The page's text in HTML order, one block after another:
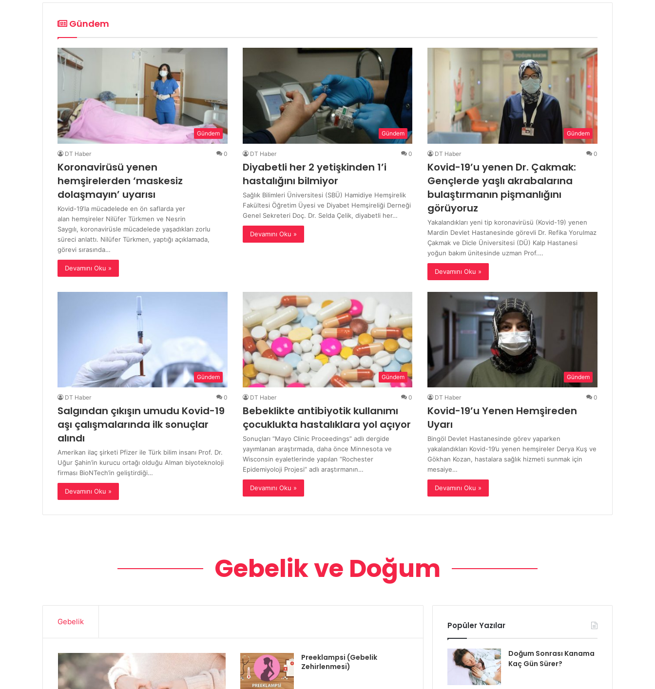
Gündem
Gündem
DT Haber 0
Koronavirüsü yenen
hemşirelerden ‘maskesiz
dolaşmayın’ uyarısı
Kovid-19‘la mücadelede en ön saflarda yer
alan hemşireler Nilüfer Türkmen ve Nesrin
Saygılı, koronavirüsle mücadelede yaşadıkları zorlu
süreci anlattı. Nilüfer Türkmen, yaptığı açıklamada,
görevi sırasında…
Devamını Oku »
Gündem
DT Haber 0
Diyabetli her 2 yetişkinden 1’i
hastalığını bilmiyor
Sağlık Bilimleri Üniversitesi (SBÜ) Hamidiye Hemşirelik
Fakültesi Öğretim Üyesi ve Diyabet Hemşireliği Derneği
Genel Sekreteri Doç. Dr. Selda Çelik, diyabetli her…
Devamını Oku »
Gündem
DT Haber 0
Kovid-19’u yenen Dr. Çakmak:
Gençlerde yaşlı akrabalarına
bulaştırmanın pişmanlığını
görüyoruz
Yakalandıkları yeni tip koronavirüsü (Kovid-19) yenen
Mardin Devlet Hastanesinde görevli Dr. Refika Yorulmaz
Çakmak ve Dicle Üniversitesi (DÜ) Kalp Hastanesi
yoğun bakım ünitesinde uzman Prof.…
Devamını Oku »
Gündem
DT Haber 0
Salgından çıkışın umudu Kovid-19
aşı çalışmalarında ilk sonuçlar
alındı
Amerikan ilaç şirketi Pfizer ile Türk bilim insanı Prof. Dr.
Uğur Şahin’in kurucu ortağı olduğu Alman biyoteknoloji
firması BioNTech’in geliştirdiği…
Devamını Oku »
Gündem
DT Haber 0
Bebeklikte antibiyotik kullanımı
çocuklukta hastalıklara yol açıyor
Sonuçları “Mayo Clinic Proceedings” adlı dergide
yayımlanan araştırmada, daha önce Minnesota ve
Wisconsin eyaletlerinde yapılan “Rochester
Epidemiyoloji Projesi” adlı araştırmanın…
Devamını Oku »
Gündem
DT Haber 0
Kovid-19’u Yenen Hemşireden
Uyarı
Bingöl Devlet Hastanesinde görev yaparken
yakalandıkları Kovid-19’u yenen hemşireler Derya Kuş ve
Gökhan Kozan, hastalara sağlık hizmeti sunmak için
mesaiye…
Devamını Oku »
Gebelik ve Doğum
Gebelik
Preeklampsi (Gebelik
Zehirlenmesi)
Popüler Yazılar
Doğum Sonrası Kanama
Kaç Gün Sürer?